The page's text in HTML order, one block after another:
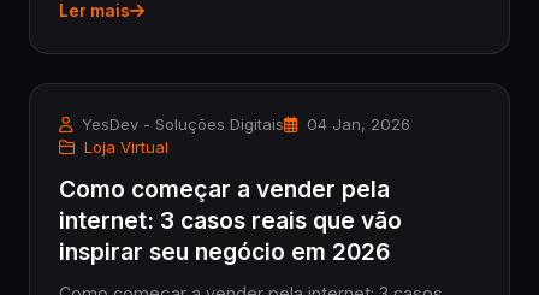
diferença. Não adianta sair montando às pressas:
Ler mais
YesDev - Soluções Digitais
04 Jan, 2026
Loja Virtual
Como começar a vender pela
internet: 3 casos reais que vão
inspirar seu negócio em 2026